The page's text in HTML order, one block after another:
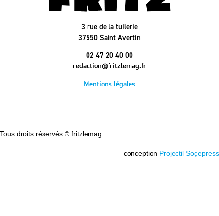
3 rue de la tuilerie
37550 Saint Avertin
02 47 20 40 00
redaction@fritzlemag.fr
Mentions légales
Tous droits réservés © fritzlemag
conception Projectil Sogepress